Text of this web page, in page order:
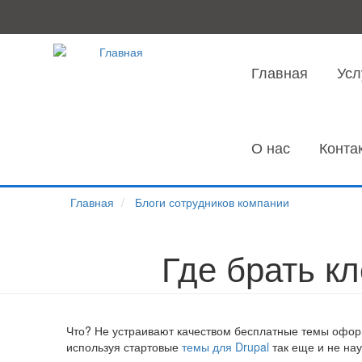
основному
содержанию
Главная
О нас
Главная Блоги сотрудников компании
Где брать
Что? Не устраивают качеством бесплатные темы
используя стартовые темы для Drupal так еще и не